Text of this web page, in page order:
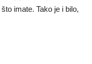
imate. Tako je i bilo,